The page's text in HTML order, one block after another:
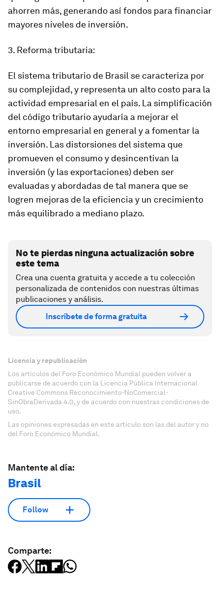
ahorren más, generando así fondos para financiar
mayores niveles de inversión.
3. Reforma tributaria:
El sistema tributario de Brasil se caracteriza por
su complejidad, y representa un alto costo para la
actividad empresarial en el país. La simplificación
del código tributario ayudaría a mejorar el
entorno empresarial en general y a fomentar la
inversión. Las distorsiones del sistema que
promueven el consumo y desincentivan la
inversión (y las exportaciones) deben ser
evaluadas y abordadas de tal manera que se
logren mejoras de la eficiencia y un crecimiento
más equilibrado a mediano plazo.
No te pierdas ninguna actualización sobre
este tema
Crea una cuenta gratuita y accede a tu colección
personalizada de contenidos con nuestras últimas
publicaciones y análisis.
Inscríbete de forma gratuita
Licencia y republicación
Los artículos del Foro Económico Mundial pueden volver a
publicarse de acuerdo con la Licencia Pública Internacional
Creative Commons Reconocimiento-NoComercial-
SinObraDerivada 4.0, y de acuerdo con nuestras condiciones de
uso.
Las opiniones expresadas en este artículo son las del autor y no
del Foro Económico Mundial.
Mantente al día:
Brasil
Follow
Comparte: